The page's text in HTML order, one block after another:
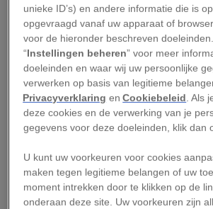
De Westelijke
De Westelijke Tatra bevindt zich
Slowakije en valt onder zowel
National Park als het Tatra
Kenmerkend voor de Westelijke
bomen en planten. Daarnaast is
relatief onontdekt maar onwijs
wintersportgebied. Ben jij een
unieke ID’s) en andere informatie die is
opgevraagd vanaf uw apparaat of
voor de hieronder beschreven
“Instellingen beheren” voor meer
doeleinden en waar wij uw persoonlijke
verwerken op basis van legitieme
Privacyverklaring enCookiebeleid . Als
deze cookies en de verwerking van je
gegevens voor deze doeleinden, klik dan
U kunt uw voorkeuren voor cookies
maken tegen legitieme belangen of uw
moment intrekken door te klikken op de
onderaan deze site. Uw voorkeuren zijn